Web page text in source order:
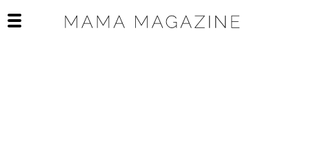
Open het mobiele menu